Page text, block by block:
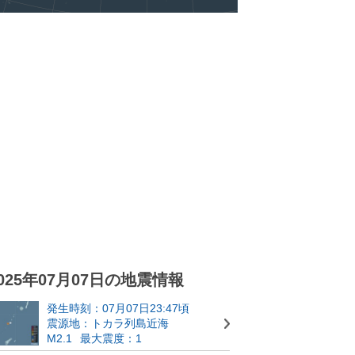
年07月07日の地震情報
発生時刻：07月07日23:47頃
震源地：トカラ列島近海
M2.1
最大震度：1